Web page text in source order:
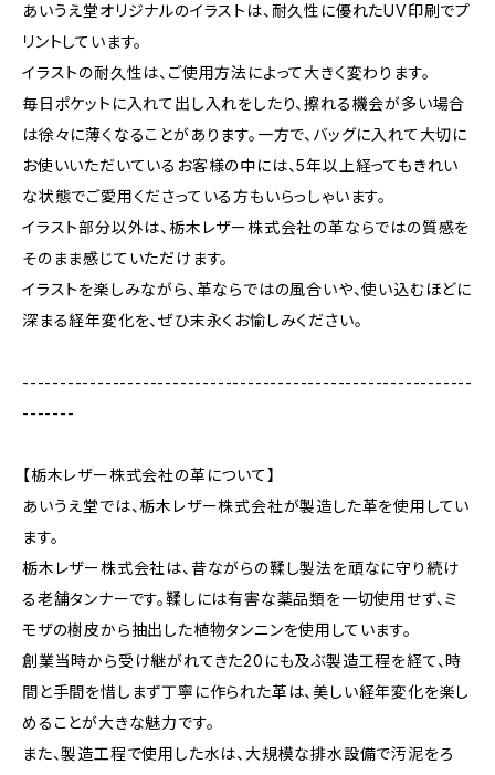
あいうえ堂オリジナルのイラストは、耐久性に優れたUV印刷でプ
リントしています。
イラストの耐久性は、ご使用方法によって大きく変わります。
毎日ポケットに入れて出し入れをしたり、擦れる機会が多い場合
は徐々に薄くなることがあります。一方で、バッグに入れて大切に
お使いいただいているお客様の中には、5年以上経ってもきれい
な状態でご愛用くださっている方もいらっしゃいます。
イラスト部分以外は、栃木レザー株式会社の革ならではの質感を
そのまま感じていただけます。
イラストを楽しみながら、革ならではの風合いや、使い込むほどに
深まる経年変化を、ぜひ末永くお愉しみください。
------------------------------------------------------------
-------
【栃木レザー株式会社の革について】
あいうえ堂では、栃木レザー株式会社が製造した革を使用してい
ます。
栃木レザー株式会社は、昔ながらの鞣し製法を頑なに守り続け
る老舗タンナーです。鞣しには有害な薬品類を一切使用せず、ミ
モザの樹皮から抽出した植物タンニンを使用しています。
創業当時から受け継がれてきた20にも及ぶ製造工程を経て、時
間と手間を惜しまず丁寧に作られた革は、美しい経年変化を楽し
めることが大きな魅力です。
また、製造工程で使用した水は、大規模な排水設備で汚泥をろ